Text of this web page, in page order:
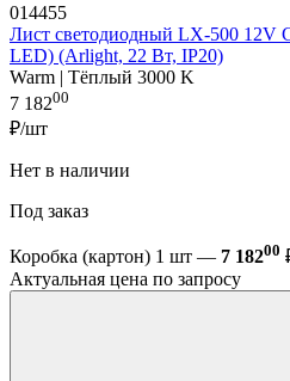
014455
Лист светодиодный LX-500 12V
LED) (Arlight, 22 Вт, IP20)
Warm | Тёплый 3000 K
7 18200
₽/шт
Нет в наличии
Под заказ
Коробка (картон) 1 шт — 7 18200
Актуальная цена по запросу